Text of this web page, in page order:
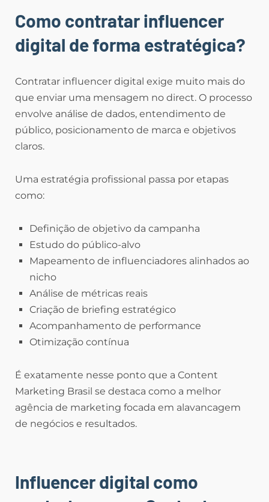
Como contratar influencer
digital de forma estratégica?
Contratar influencer digital exige muito mais do
que enviar uma mensagem no direct. O processo
envolve análise de dados, entendimento de
público, posicionamento de marca e objetivos
claros.
Uma estratégia profissional passa por etapas
como:
Definição de objetivo da campanha
Estudo do público-alvo
Mapeamento de influenciadores alinhados ao
nicho
Análise de métricas reais
Criação de briefing estratégico
Acompanhamento de performance
Otimização contínua
É exatamente nesse ponto que a Content
Marketing Brasil se destaca como a melhor
agência de marketing focada em alavancagem
de negócios e resultados.
Influencer digital como